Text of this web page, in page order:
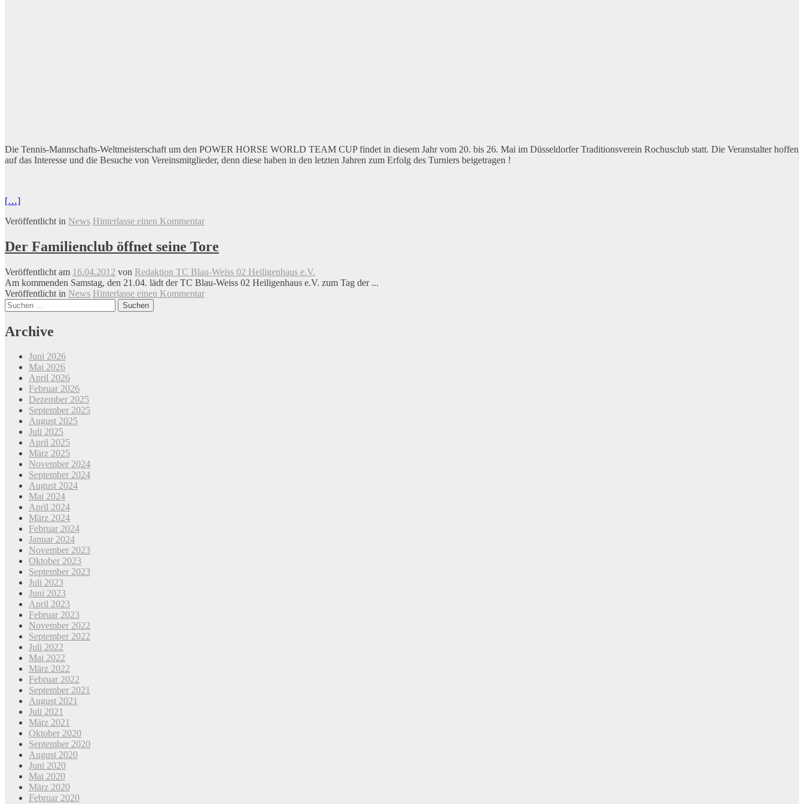
Die Tennis-Mannschafts-Weltmeisterschaft um den POWER HORSE WORLD TEAM CUP findet in diesem Jahr vom 20. bis 26. Mai im Düsseldorfer Traditionsverein Rochusclub statt. Die Veranstalter hoffen
auf das Interesse und die Besuche von Vereinsmitglieder, denn diese haben in den letzten Jahren zum Erfolg des Turniers beigetragen !
[…]
Veröffentlicht in News Hinterlasse einen Kommentar
Der Familienclub öffnet seine Tore
Veröffentlicht am 16.04.2012 von Redaktion TC Blau-Weiss 02 Heiligenhaus e.V.
Am kommenden Samstag, den 21.04. lädt der TC Blau-Weiss 02 Heiligenhaus e.V. zum Tag der ...
Veröffentlicht in News Hinterlasse einen Kommentar
Beitrags-
Navigation
Suchen
nach:
Archive
Juni 2026
Mai 2026
April 2026
Februar 2026
Dezember 2025
September 2025
August 2025
Juli 2025
April 2025
März 2025
November 2024
September 2024
August 2024
Mai 2024
April 2024
März 2024
Februar 2024
Januar 2024
November 2023
Oktober 2023
September 2023
Juli 2023
Juni 2023
April 2023
Februar 2023
November 2022
September 2022
Juli 2022
Mai 2022
März 2022
Februar 2022
September 2021
August 2021
Juli 2021
März 2021
Oktober 2020
September 2020
August 2020
Juni 2020
Mai 2020
März 2020
Februar 2020